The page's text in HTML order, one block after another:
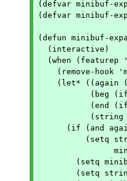
(defvar minibuf-
(defvar minibuf-
(defun minibuf-
  (interactive)
(when (featurep
(remove-hook
(let* ((again
(if (and